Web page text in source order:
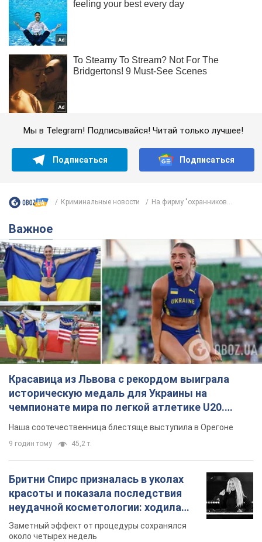
Мы в Telegram! Подписывайся! Читай только лучшее!
Подписаться Подписаться
Криминальные новости На фирму "охранников...
Важное
Красавица из Львова с рекордом выиграла
историческую медаль для Украины на
чемпионате мира по легкой атлетике U20.
Видео
Наша соотечественница блестяще выступила в Орегоне
9 годин тому 45,2 т.
Бритни Спирс призналась в уколах
красоты и показала последствия
неудачной косметологии: ходила
так почти месяц
Заметный эффект от процедуры сохранялся
около четырех недель